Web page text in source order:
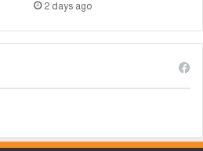
2 days ago